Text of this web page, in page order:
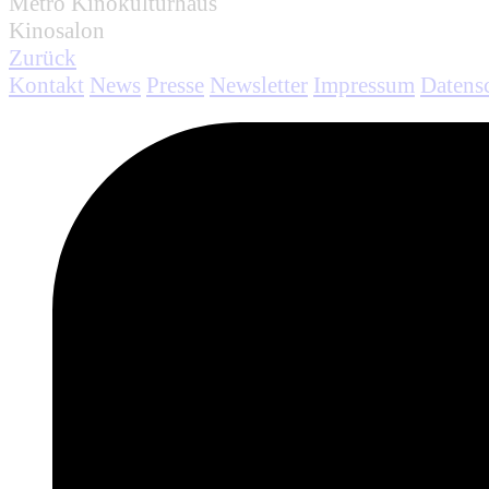
Kinosalon
Zurück
Kontakt News Presse Newsletter Impressum